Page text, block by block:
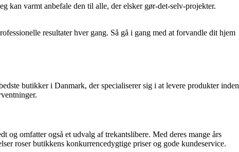
kan varmt anbefale den til alle, der elsker gør-det-selv-projekter.
resultater hver gang. Så gå i gang med at forvandle dit hjem
butikker i Danmark, der specialiserer sig i at levere produkter inden
omfatter også et udvalg af trekantslibere. Med deres mange års
roser butikkens konkurrencedygtige priser og gode kundeservice.